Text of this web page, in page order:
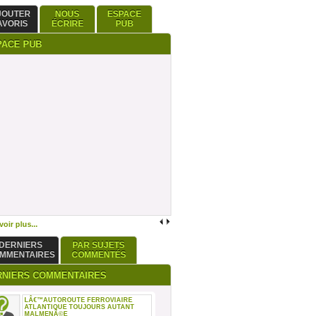
NOUS
ÉCRIRE
ESPACE
PUB
PUB
plus...
DERNIERS
PAR SUJETS
COMMENTÉS
COMMENTAIRES
LÂ€™AUTOROUTE FERROVIAIRE
ATLANTIQUE TOUJOURS AUTANT
MALMENÃ©E